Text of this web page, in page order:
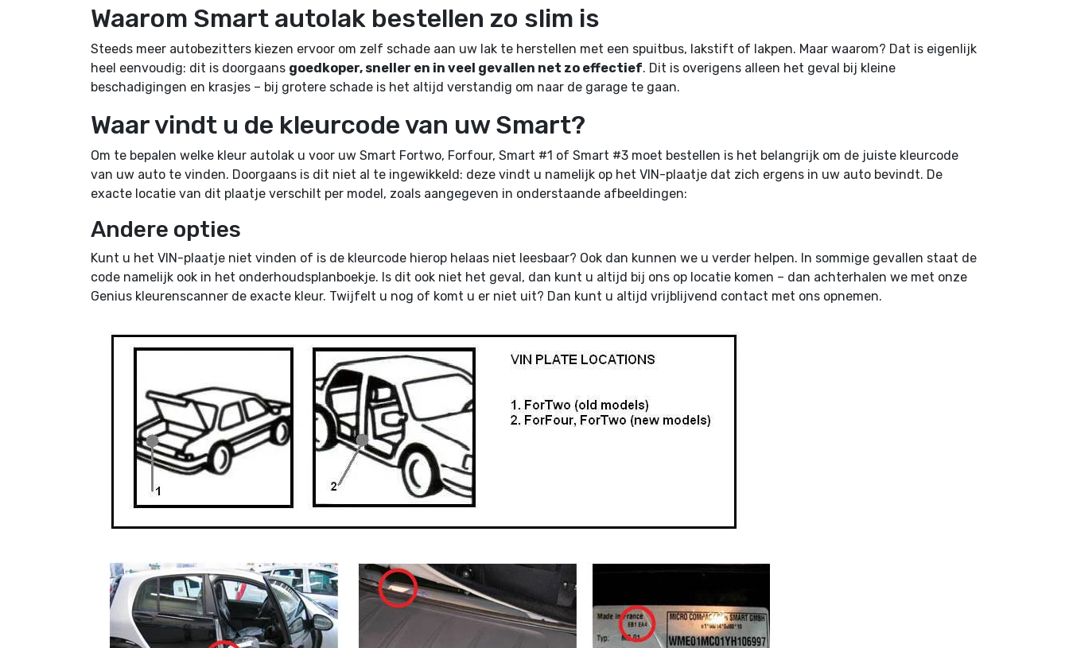
Waarom Smart autolak bestellen zo slim is
Steeds meer autobezitters kiezen ervoor om zelf schade aan uw lak te herstellen met een spuitbus, lakstift of lakpen. Maar waarom? Dat is eigenlijk
heel eenvoudig: dit is doorgaans goedkoper, sneller en in veel gevallen net zo effectief. Dit is overigens alleen het geval bij kleine
beschadigingen en krasjes – bij grotere schade is het altijd verstandig om naar de garage te gaan.
Waar vindt u de kleurcode van uw Smart?
Om te bepalen welke kleur autolak u voor uw Smart Fortwo, Forfour, Smart #1 of Smart #3 moet bestellen is het belangrijk om de juiste kleurcode
van uw auto te vinden. Doorgaans is dit niet al te ingewikkeld: deze vindt u namelijk op het VIN-plaatje dat zich ergens in uw auto bevindt. De
exacte locatie van dit plaatje verschilt per model, zoals aangegeven in onderstaande afbeeldingen:
Andere opties
Kunt u het VIN-plaatje niet vinden of is de kleurcode hierop helaas niet leesbaar? Ook dan kunnen we u verder helpen. In sommige gevallen staat de
code namelijk ook in het onderhoudsplanboekje. Is dit ook niet het geval, dan kunt u altijd bij ons op locatie komen – dan achterhalen we met onze
Genius kleurenscanner de exacte kleur. Twijfelt u nog of komt u er niet uit? Dan kunt u altijd vrijblijvend contact met ons opnemen.